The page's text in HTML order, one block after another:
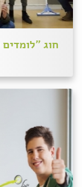
חוג "לומדים